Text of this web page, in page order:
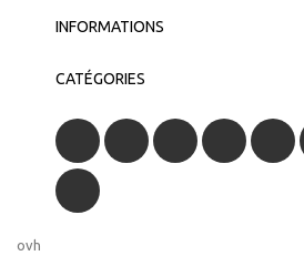
INFORMATIONS
CATÉGORIES
ovh